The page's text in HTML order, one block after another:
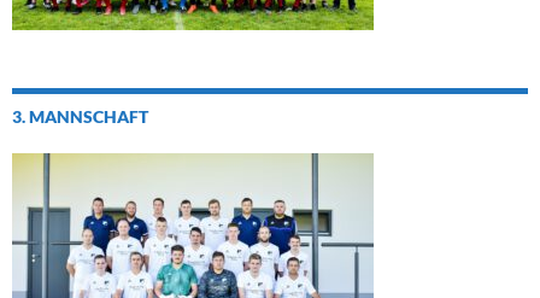
3. MANNSCHAFT